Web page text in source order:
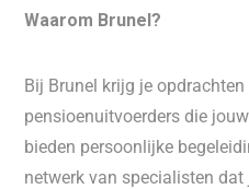
Waarom Brunel?
Bij Brunel krijg je
pensioenuitvoerders die
bieden persoonlijke
netwerk van specialisten